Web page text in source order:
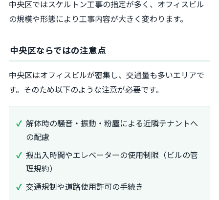
中央区ではスケルトン工事の指定が多く、オフィスビル
の規模や形態により工事内容が大きく変わります。
中央区ならではの注意点
中央区はオフィスビルが密集し、交通量も多いエリアで
す。そのため以下のような注意が必要です。
解体時の騒音・振動・粉塵による近隣テナントへ
の配慮
搬出入時間やエレベーターの使用制限（ビルの管
理規約）
交通規制や道路使用許可の手続き